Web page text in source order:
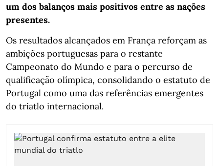
um dos balanços mais positivos entre as nações
presentes.
Os resultados alcançados em França reforçam as
ambições portuguesas para o restante
Campeonato do Mundo e para o percurso de
qualificação olímpica, consolidando o estatuto de
Portugal como uma das referências emergentes
do triatlo internacional.